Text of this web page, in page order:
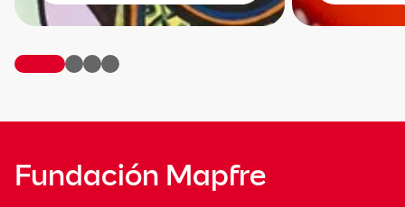
Fundación Mapfre